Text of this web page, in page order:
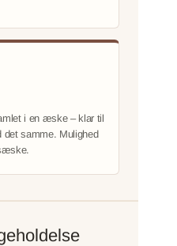
i en æske – klar til
det samme. Mulighed